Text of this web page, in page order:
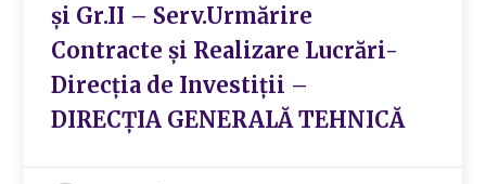
și Gr.II – Serv.Urmărire
Contracte și Realizare Lucrări-
Direcția de Investiții –
DIRECȚIA GENERALĂ TEHNICĂ